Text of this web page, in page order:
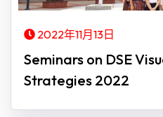
2022年11月13日
Seminars on DSE
Strategies 2022